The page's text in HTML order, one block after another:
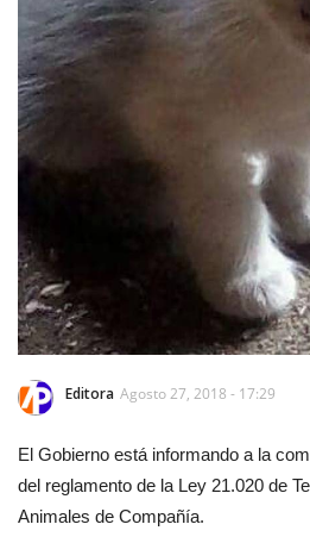
Editora Agosto 27, 2018 - 17:29
El Gobierno está informando a la
del reglamento de la Ley 21.020 de
Animales de Compañía.